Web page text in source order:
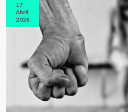
17
Abril
2026